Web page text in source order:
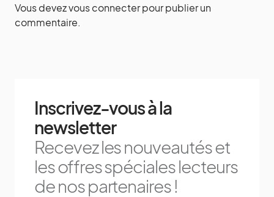
Vous devezvous connecterpour publier un
commentaire.
Inscrivez-vous à la
newsletter
Recevez les nouveautés et
les offres spéciales lecteurs
de nos partenaires !